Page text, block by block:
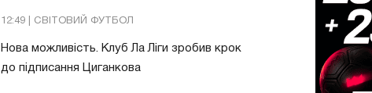
12:49 | СВІТОВИЙ ФУТБОЛ
Нова можливість. Клуб Ла Ліги зробив крок
до підписання Циганкова